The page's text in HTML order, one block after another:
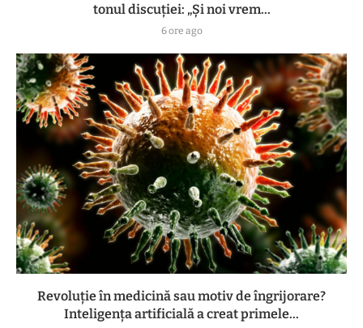
tonul discuției: „Și noi vrem...
6 ore ago
Revoluție în medicină sau motiv de îngrijorare?
Inteligența artificială a creat primele...